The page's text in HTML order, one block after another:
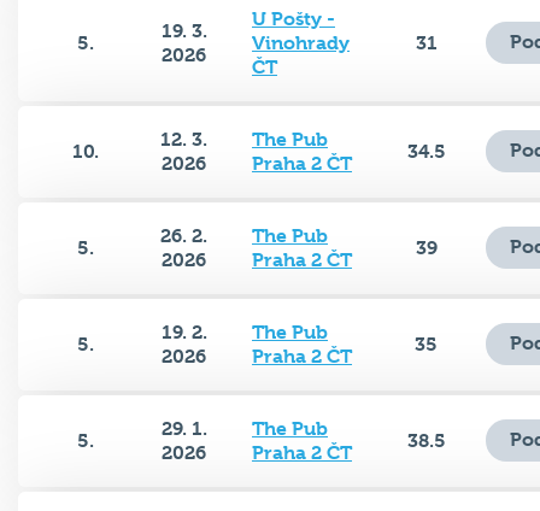
5.
19. 3.
2026
U Pošty -
Vinohrady
ČT
31
10.
12. 3.
2026
The Pub
Praha 2 ČT
34.5
5.
26. 2.
2026
The Pub
Praha 2 ČT
39
5.
19. 2.
2026
The Pub
Praha 2 ČT
35
5.
29. 1.
2026
The Pub
Praha 2 ČT
38.5